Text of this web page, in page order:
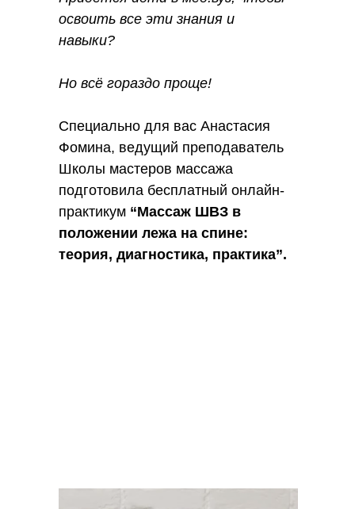
освоить все эти знания и
навыки?
Но всё гораздо проще!
Специально для вас Анастасия
Фомина, ведущий преподаватель
Школы мастеров массажа
подготовила бесплатный онлайн-
практикум “Массаж ШВЗ в
положении лежа на спине:
теория, диагностика, практика”.